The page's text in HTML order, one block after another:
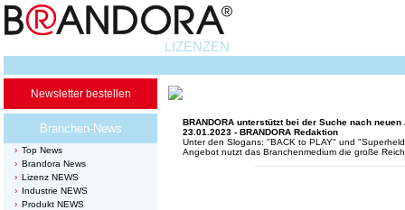
LIZENZEN
Newsletter bestellen
Branchen-News
Top News
Brandora News
Lizenz NEWS
Industrie NEWS
Produkt NEWS
BRANDORA unterstützt bei der Suche nach
23.01.2023 - BRANDORA Redaktion
Unter den Slogans: "BACK to PLAY" und
Angebot nutzt das Branchenmedium die große